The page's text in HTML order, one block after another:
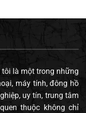
là một trong những
máy tính, đông hồ
uy tín, trung tâm
thuộc không chỉ